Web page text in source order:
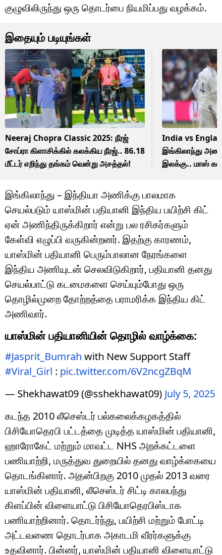
குழுவிலிருந்து ஒரு தொடர்பை நியமிப்பது வழக்கம்.
இதையும் படியுங்கள்
Neeraj Chopra Classic 2025: நீரஜ்
சோப்ரா கிளாசிக்கில் கலக்கிய நீரஜ்.. 86.18
மீட்டர் எறிந்து தங்கம் வென்று அசத்தல்!
India vs
இங்கிலாந்து
இலக்கு.. மாஸ்
இங்கிலாந்து – இந்தியா அணிக்கு பாலமாக
செயல்படும் யாஸ்மின் பதியானி இந்திய பயிற்சி கிட்
ஏன் அணிந்திருக்கிறார் என்று பல ரசிகர்களும்
கேள்வி எழுப்பி வருகின்றனர். இதற்கு காரணம்,
யாஸ்மின் பதியானி பெரும்பாலான நேரங்களை
இந்திய அணியுடன் செலவிடுகிறார், பதியானி தனது
செயல்பாட்டு கடமைகளை செய்யும்போது ஒரு
தொழில்முறை தோற்றத்தை பராமரிக்க இந்திய கிட்
அணிவார்.
யாஸ்மின் பதியானியின் தொழில் வாழ்க்கை:
#Jasprit_Bumrah with New Support Staff
#Viral_Girl : pic.twitter.com/6V2ncgZBqM
— Shekhawat09 (@sshekhawat09) July 5, 2025
கடந்த 2010 லீசெஸ்டர் பல்கலைக்கழகத்தில்
பிசியோதெரபி பட்டத்தை முடித்த யாஸ்மின் பதியானி,
ஹாரோகேட் மற்றும் மாவட்ட NHS அறக்கட்டளை
பணியாற்றி, மருத்துவ துறையில் தனது வாழ்க்கையை
தொடங்கினார். அதன்பிறகு 2010 முதல் 2013 வரை
யாஸ்மின் பதியானி, லீசெஸ்டர் சிட்டி காலபந்து
கிளப்பின் விளையாட்டு பிசியோதெரபிஸ்டாக
பணியாற்றினார். தொடர்ந்து, பயிற்சி மற்றும் போட்டி
அட்டவணை தொடர்பாக அகாடமி வீரர்களுக்கு
உதவினார். பின்னர், யாஸ்மின் பதியானி விளையாட்டு